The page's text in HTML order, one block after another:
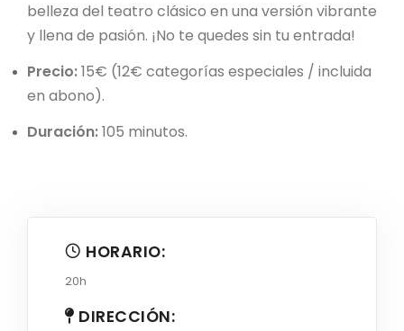
belleza del teatro clásico en una versión vibrante
y llena de pasión. ¡No te quedes sin tu entrada!
Precio:15€ (12€ categorías especiales / incluida
en abono).
Duración:105 minutos.
HORARIO:
20h
DIRECCIÓN: